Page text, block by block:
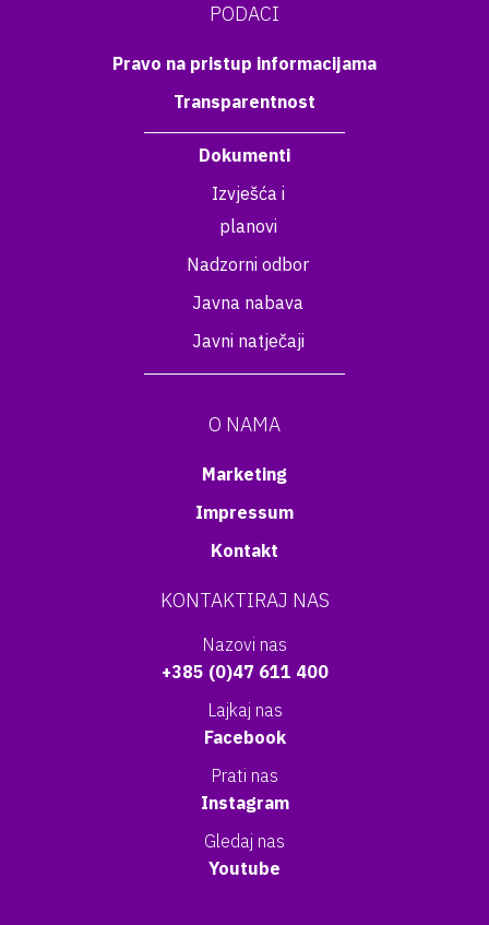
PODACI
Pravo na pristup informacijama
Transparentnost
Dokumenti
Izvješća i
planovi
Nadzorni odbor
Javna nabava
Javni natječaji
O NAMA
Marketing
Impressum
Kontakt
KONTAKTIRAJ NAS
Nazovi nas
+385 (0)47 611 400
Lajkaj nas
Facebook
Prati nas
Instagram
Gledaj nas
Youtube